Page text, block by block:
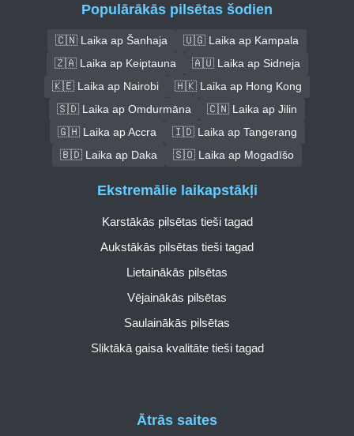
Populārākās pilsētas šodien
🇨🇳 Laika ap Šanhaja
🇺🇬 Laika ap Kampala
🇿🇦 Laika ap Keiptauna
🇦🇺 Laika ap Sidneja
🇰🇪 Laika ap Nairobi
🇭🇰 Laika ap Hong Kong
🇸🇩 Laika ap Omdurmāna
🇨🇳 Laika ap Jilin
🇬🇭 Laika ap Accra
🇮🇩 Laika ap Tangerang
🇧🇩 Laika ap Daka
🇸🇴 Laika ap Mogadīšo
Ātrās saites
Ekstremālie laikapstākļi
Karstākās pilsētas tieši tagad
Aukstākās pilsētas tieši tagad
Lietainākās pilsētas
Vējainākās pilsētas
Saulainākās pilsētas
Sliktākā gaisa kvalitāte tieši tagad